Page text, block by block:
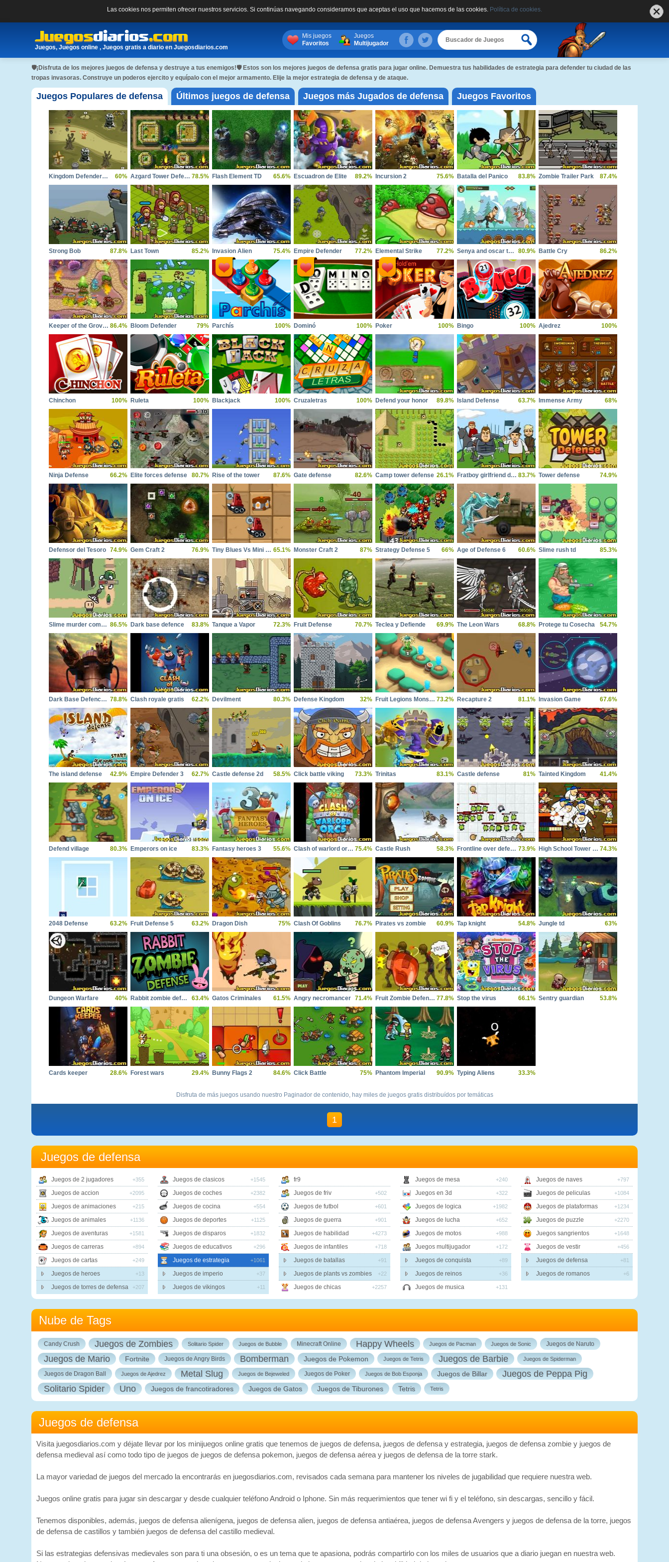
Las cookies nos permiten ofrecer nuestros servicios. Si continúas navegando consideramos que aceptas el uso que hacemos de las cookies. Política de cookies.
Juegos, Juegos online , Juegos gratis a diario en Juegosdiarios.com
Mis juegos
Favoritos
Juegos
Multijugador
🛡¡Disfruta de los mejores juegos de defensa y destruye a tus enemigos!🛡 Estos son los mejores juegos de defensa gratis para jugar online. Demuestra tus habilidades de estrategia para defender tu ciudad de las
tropas invasoras. Construye un poderos ejercito y equípalo con el mejor armamento. Elije la mejor estrategia de defensa y de ataque.
Juegos Populares de defensa Últimos juegos de defensa Juegos más Jugados de defensa Juegos Favoritos
Kingdom Defender Tower Defense 60% Azgard Tower Defense 78.5% Flash Element TD 65.6% Escuadron de Elite 89.2% Incursion 2 75.6% Batalla del Panico 83.8% Zombie Trailer Park 87.4%
Strong Bob 87.8% Last Town 85.2% Invasion Alien 75.4% Empire Defender 77.2% Elemental Strike 77.2% Senya and oscar the fearless adventure 80.9% Battle Cry 86.2%
Keeper of the Grove 3 86.4% Bloom Defender 79% Parchís 100% Dominó 100% Poker 100% Bingo 100% Ajedrez 100%
Chinchon 100% Ruleta 100% Blackjack 100% Cruzaletras 100% Defend your honor 89.8% Island Defense 63.7% Immense Army 68%
Ninja Defense 66.2% Elite forces defense 80.7% Rise of the tower 87.6% Gate defense 82.6% Camp tower defense 26.1% Fratboy girlfriend defense 83.7% Tower defense 74.9%
Defensor del Tesoro 74.9% Gem Craft 2 76.9% Tiny Blues Vs Mini Reds 65.1% Monster Craft 2 87% Strategy Defense 5 66% Age of Defense 6 60.6% Slime rush td 85.3%
Slime murder company 86.5% Dark base defence 83.8% Tanque a Vapor 72.3% Fruit Defense 70.7% Teclea y Defiende 69.9% The Leon Wars 68.8% Protege tu Cosecha 54.7%
Dark Base Defence Reloaded 78.8% Clash royale gratis 62.2% Devilment 80.3% Defense Kingdom 32% Fruit Legions Monsters Siege 73.2% Recapture 2 81.1% Invasion Game 67.6%
The island defense 42.9% Empire Defender 3 62.7% Castle defense 2d 58.5% Click battle viking 73.3% Trinitas 83.1% Castle defense 81% Tainted Kingdom 41.4%
Defend village 80.3% Emperors on ice 83.3% Fantasy heroes 3 55.6% Clash of warlord orcs 75.4% Castle Rush 58.3% Frontline over defense 73.9% High School Tower Defense 74.3%
2048 Defense 63.2% Fruit Defense 5 63.2% Dragon Dish 75% Clash Of Goblins 76.7% Pirates vs zombie 60.9% Tap knight 54.8% Jungle td 63%
Dungeon Warfare 40% Rabbit zombie defense 63.4% Gatos Criminales 61.5% Angry necromancer 71.4% Fruit Zombie Defense 2 77.8% Stop the virus 66.1% Sentry guardian 53.8%
Cards keeper 28.6% Forest wars 29.4% Bunny Flags 2 84.6% Click Battle 75% Phantom Imperial 90.9% Typing Aliens 33.3%
Disfruta de más juegos usando nuestro Paginador de contenido, hay miles de juegos gratis distribuídos por temáticas
1
Juegos de defensa
Juegos de 2 jugadores +355
Juegos de accion +2095
Juegos de animaciones +215
Juegos de animales +1136
Juegos de aventuras +1581
Juegos de carreras +894
Juegos de cartas +249
Juegos de heroes +13
Juegos de torres de defensa +207
Juegos de clasicos +1545
Juegos de coches +2382
Juegos de cocina +554
Juegos de deportes +1125
Juegos de disparos +1832
Juegos de educativos +296
Juegos de estrategia +1061
Juegos de imperio +37
Juegos de vikingos +11
fr9
Juegos de friv
+502
Juegos de futbol +601
Juegos de guerra +901
Juegos de habilidad +4273
Juegos de infantiles +718
Juegos de batallas +91
Juegos de plants vs zombies +22
Juegos de chicas +2257
Juegos de mesa +240
Juegos en 3d +322
Juegos de logica +1982
Juegos de lucha +652
Juegos de motos +988
Juegos multijugador +172
Juegos de conquista +89
Juegos de reinos +36
Juegos de musica +131
Juegos de naves +797
Juegos de peliculas +1084
Juegos de plataformas +1234
Juegos de puzzle +2270
Juegos sangrientos +1648
Juegos de vestir +456
Juegos de defensa +81
Juegos de romanos +6
Nube de Tags
Candy Crush Juegos de Zombies Solitario Spider Juegos de Bubble Minecraft Online Happy Wheels Juegos de Pacman Juegos de Sonic Juegos de Naruto
Juegos de Mario Fortnite Juegos de Angry Birds Bomberman Juegos de Pokemon Juegos de Tetris Juegos de Barbie Juegos de Spiderman
Juegos de Dragon Ball Juegos de Ajedrez Metal Slug Juegos de Bejeweled Juegos de Poker Juegos de Bob Esponja Juegos de Billar
Juegos de Peppa Pig
Solitario Spider
Uno Juegos de francotiradores Juegos de Gatos Juegos de Tiburones Tetris Tetris
Juegos de defensa
Visita juegosdiarios.com y déjate llevar por los minijuegos online gratis que tenemos de juegos de defensa, juegos de defensa y estrategia, juegos de defensa zombie y juegos de
defensa medieval así como todo tipo de juegos de juegos de defensa pokemon, juegos de defensa aérea y juegos de defensa de la torre stark.
La mayor variedad de juegos del mercado la encontrarás en juegosdiarios.com, revisados cada semana para mantener los niveles de jugabilidad que requiere nuestra web.
Juegos online gratis para jugar sin descargar y desde cualquier teléfono Android o Iphone. Sin más requerimientos que tener wi fi y el teléfono, sin descargas, sencillo y fácil.
Tenemos disponibles, además, juegos de defensa alienígena, juegos de defensa alien, juegos de defensa antiaérea, juegos de defensa Avengers y juegos de defensa de la torre, juegos
de defensa de castillos y también juegos de defensa del castillo medieval.
Si las estrategias defensivas medievales son para ti una obsesión, o es un tema que te apasiona, podrás compartirlo con los miles de usuarios que a diario juegan en nuestra web.